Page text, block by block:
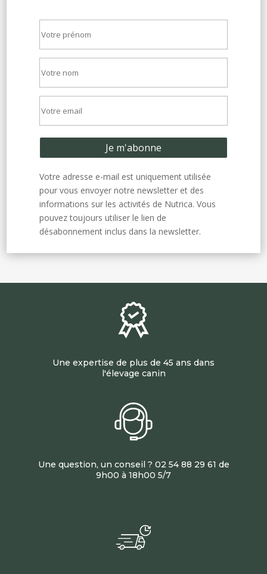
Votre adresse e-mail est uniquement utilisée
pour vous envoyer notre newsletter et des
informations sur les activités de Nutrica. Vous
pouvez toujours utiliser le lien de
désabonnement inclus dans la newsletter.
Une expertise de plus de 45 ans dans
l'élevage canin
Une question, un conseil ? 02 54 88 29 61 de
9h00 à 18h00 5/7